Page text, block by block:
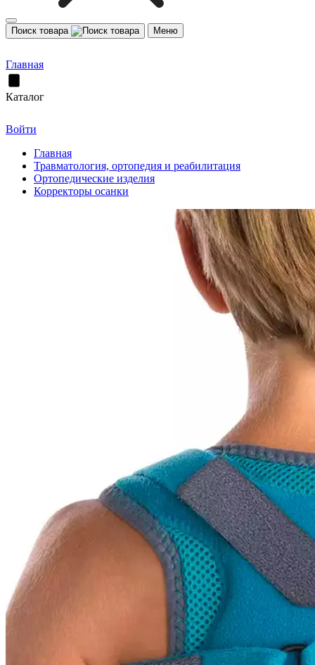
Поиск товара Меню
Главная
Каталог
Войти
Главная
Травматология, ортопедия и реабилитация
Ортопедические изделия
Корректоры осанки